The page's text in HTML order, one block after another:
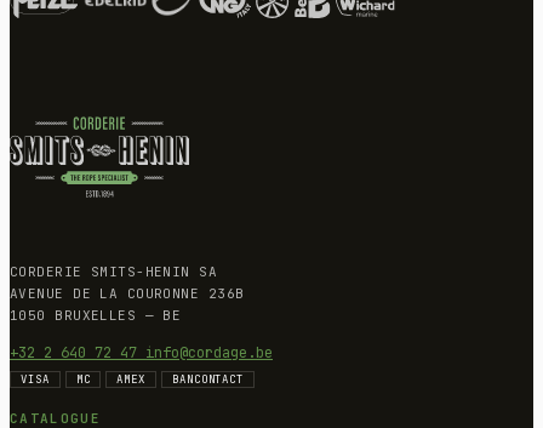
CORDERIE SMITS-HENIN SA
AVENUE DE LA COURONNE 236B
1050 BRUXELLES — BE
+32 2 640 72 47 info@cordage.be
VISA MC AMEX BANCONTACT
CATALOGUE